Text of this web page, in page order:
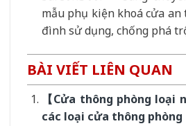
mẫu phụ kiện khoá cửa an
đình sử dụng, chống phá
BÀI VIẾT LIÊN QUAN
【Cửa thông phòng loại
các loại cửa thông phòng